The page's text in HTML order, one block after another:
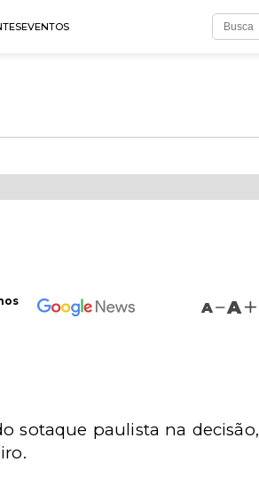
EVENTOS
A A
sotaque paulista na decisão,